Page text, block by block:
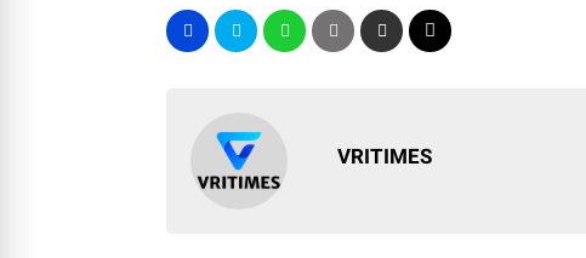
VRITIMES